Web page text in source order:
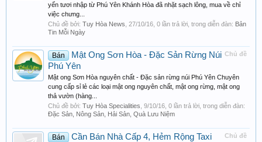
yến tươi nhập từ Phú Yên Khánh Hòa đã nhặt sạch lông, mua về chỉ
việc chưng...
Chủ đề bởi: Tuy Hòa News 27/10/16 , 0 lần trả lời, trong diễn đàn: Bản
Tin Mỗi Ngày
Chủ đề
Bán
Mật Ong Sơn Hòa - Đặc Sản Rừng Núi
Phú Yên
Mật ong Sơn Hòa nguyên chất - Đặc sản rừng núi Phú Yên Chuyên
cung cấp sỉ lẻ các loại mật ong nguyên chất, mật ong rừng, mật ong
thả vườn (hàng...
Chủ đề bởi: Tuy Hòa Specialities 9/10/16 , 0 lần trả lời, trong diễn đàn:
Đặc Sản, Nông Sản, Hải Sản, Quà Lưu Niệm
Chủ đề
Bán Cần Bán Nhà Cấp 4, Hẻm Rộng Taxi